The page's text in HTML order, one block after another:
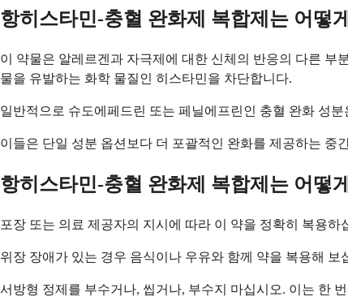
항히스타민-충혈 완화제 복합제는 어떻
이 약물은 알레르겐과 자극제에 대한 신체의 반응의 다른 부
물을 유발하는 화학 물질인 히스타민을 차단합니다.
일반적으로 슈도에페드린 또는 페닐에프린인 충혈 완화 성
이들은 단일 성분 옵션보다 더 포괄적인 완화를 제공하는
항히스타민-충혈 완화제 복합제는 어떻
포장 또는 의료 제공자의 지시에 따라 이 약을 정확히 복용
위장 장애가 있는 경우 음식이나 우유와 함께 약을 복용해
서방형 정제를 부수거나, 씹거나, 부수지 마십시오. 이는 한